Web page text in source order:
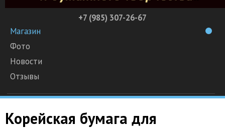
+7 (985) 307-26-67
Магазин
Фото
Новости
Отзывы
Корейская бумага для